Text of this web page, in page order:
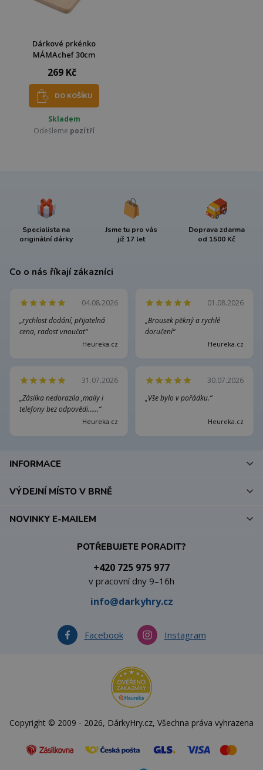
Dárkové prkénko
MÁMAchef 30cm
269 Kč
DO KOŠÍKU
Skladem
Odešleme pozítří
Specialista na
originální dárky
Jsme tu pro vás
již 17 let
Doprava zdarma
od 1500 Kč
Co o nás říkají zákazníci
04.08.2026
„rychlost dodání, přijatelná
cena, radost vnoučat“
Heureka.cz
01.08.2026
„Brousek pěkný a rychlé
doručení“
Heureka.cz
31.07.2026
„Zásilka nedorazila ,maily i
telefony bez odpovědi......“
Heureka.cz
30.07.2026
„Vše bylo v pořádku.“
Heureka.cz
INFORMACE
VÝDEJNÍ MÍSTO V BRNĚ
POTŘEBUJETE PORADIT?
+420 725 975 977
v pracovní dny 9–16h
info@darkyhry.cz
Facebook Instagram
NOVINKY E-MAILEM
Copyright © 2009 - 2026, DárkyHry.cz, Všechna práva vyhrazena